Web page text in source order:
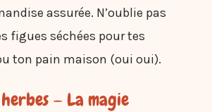
assurée. N’oublie pas
figues séchées pour tes
ton pain maison (oui oui).
— La magie